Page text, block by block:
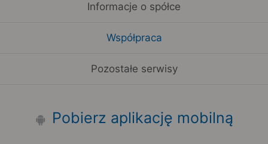
Informacje o spółce
Współpraca
Pozostałe serwisy
Pobierz aplikację mobilną